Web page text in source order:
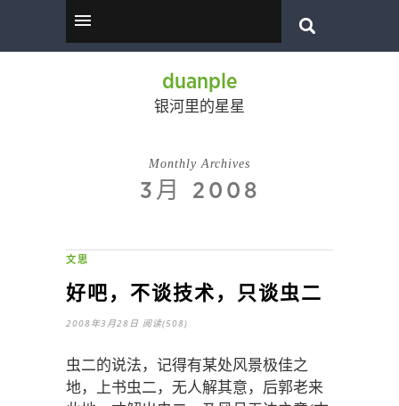
duanple
银河里的星星
Monthly Archives
3月 2008
文思
好吧，不谈技术，只谈虫二
2008年3月28日 阅读(508)
虫二的说法，记得有某处风景极佳之
地，上书虫二，无人解其意，后郭老来